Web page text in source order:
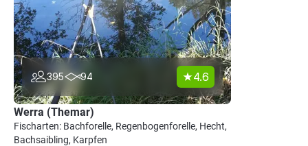
395 94 4.6
Werra (Themar)
Fischarten: Bachforelle, Regenbogenforelle, Hecht,
Bachsaibling, Karpfen